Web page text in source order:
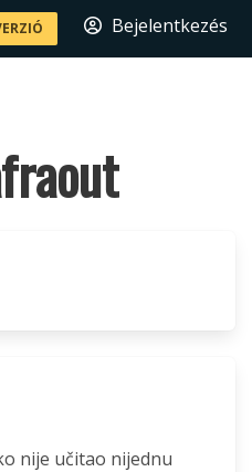
Bejelentkezés
nije učitao nijednu